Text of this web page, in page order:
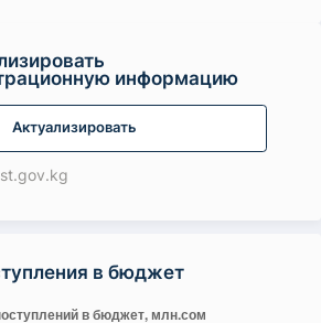
информацию
Актуализировать
в бюджет